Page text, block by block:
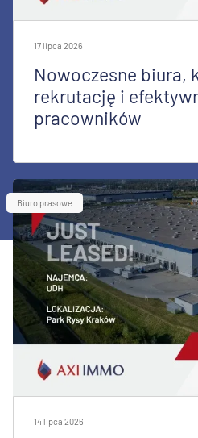
17 lipca 2026
Nowoczesne biura,
rekrutację i
pracowników
Biuro prasowe
14 lipca 2026